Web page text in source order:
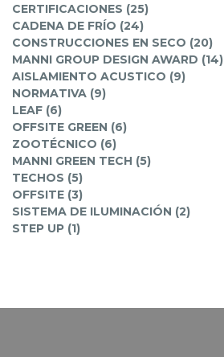
CERTIFICACIONES (25)
CADENA DE FRÍO (24)
CONSTRUCCIONES EN SECO (20)
MANNI GROUP DESIGN AWARD (14)
AISLAMIENTO ACUSTICO (9)
NORMATIVA (9)
LEAF (6)
OFFSITE GREEN (6)
ZOOTÉCNICO (6)
MANNI GREEN TECH (5)
TECHOS (5)
OFFSITE (3)
SISTEMA DE ILUMINACIÓN (2)
STEP UP (1)